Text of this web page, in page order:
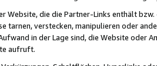
Website, die die Partner-Links enthält
tarnen, verstecken, manipulieren oder
in der Lage sind, die Website oder
aufruft.